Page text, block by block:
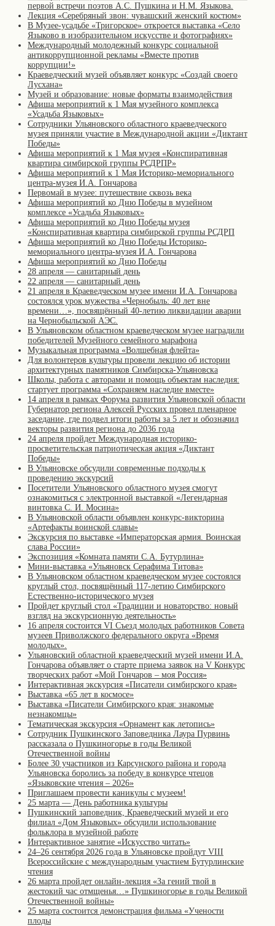
первой встречи поэтов А.С. Пушкина и Н.М. Языкова.
Лекция «Серебряный звон: чувашский женский костюм»
В Музее-усадьбе «Тригорское» откроется выставка «Село
Языково в изобразительном искусстве и фотографиях»
Международный молодежный конкурс социальной
антикоррупционной рекламы «Вместе против
коррупции!»
Краеведческий музей объявляет конкурс «Создай своего
Лусхана»
Музей и образование: новые форматы взаимодействия
Афиша мероприятий к 1 Мая музейного комплекса
«Усадьба Языковых»
Сотрудники Ульяновского областного краеведческого
музея приняли участие в Международной акции «Диктант
Победы»
Афиша мероприятий к 1 Мая музея «Конспиративная
квартира симбирской группы РСДРПР»
Афиша мероприятий к 1 Мая Историко-мемориального
центра-музея И.А. Гончарова
Первомай в музее: путешествие сквозь века
Афиша мероприятий ко Дню Победы в музейном
комплексе «Усадьба Языковых»
Афиша мероприятий ко Дню Победы музея
«Конспиративная квартира симбирской группы РСДРП
Афиша мероприятий ко Дню Победы Историко-
мемориального центра-музея И.А. Гончарова
Афиша мероприятий ко Дню Победы
28 апреля — санитарный день
22 апреля — санитарный день
21 апреля в Краеведческом музее имени И.А. Гончарова
состоялся урок мужества «Чернобыль: 40 лет вне
времени…», посвящённый 40-летию ликвидации аварии
на Чернобыльской АЭС.
В Ульяновском областном краеведческом музее наградили
победителей Музейного семейного марафона
Музыкальная программа «Волшебная флейта»
Для волонтеров культуры провели лекцию об истории
архитектурных памятников Симбирска-Ульяновска
Школы, работа с авторами и помощь объектам наследия:
стартует программа «Сохраняем наследие вместе»
14 апреля в рамках Форума развития Ульяновской области
Губернатор региона Алексей Русских провел пленарное
заседание, где подвел итоги работы за 5 лет и обозначил
векторы развития региона до 2036 года
24 апреля пройдет Международная историко-
просветительская патриотическая акция «Диктант
Победы»
В Ульяновске обсудили современные подходы к
проведению экскурсий
Посетители Ульяновского областного музея смогут
ознакомиться с электронной выставкой «Легендарная
винтовка С. И. Мосина»
В Ульяновской области объявлен конкурс-викторина
«Артефакты воинской славы»
Экскурсия по выставке «Императорская армия. Воинская
слава России»
Экспозиция «Комната памяти С.А. Бутурлина»
Мини-выставка «Ульяновск Серафима Титова»
В Ульяновском областном краеведческом музее состоялся
круглый стол, посвящённый 117-летию Симбирского
Естественно-исторического музея
Пройдет круглый стол «Традиции и новаторство: новый
взгляд на экскурсионную деятельность»
16 апреля состоится VI Съезд молодых работников Совета
музеев Приволжского федерального округа «Время
молодых».
Ульяновский областной краеведческий музей имени И.А.
Гончарова объявляет о старте приема заявок на V Конкурс
творческих работ «Мой Гончаров – моя Россия»
Интерактивная экскурсия «Писатели симбирского края»
Выставка «65 лет в космосе»
Выставка «Писатели Симбирского края: знакомые
незнакомцы»
Тематическая экскурсия «Орнамент как летопись»
Сотрудник Пушкинского Заповедника Лаура Пурвинь
рассказала о Пушкиногорье в годы Великой
Отечественной войны
Более 30 участников из Карсунского района и города
Ульяновска боролись за победу в конкурсе чтецов
«Языковские чтения – 2026»
Приглашаем провести каникулы с музеем!
25 марта — День работника культуры
Пушкинский заповедник, Краеведческий музей и его
филиал «Дом Языковых» обсудили использование
фольклора в музейной работе
Интерактивное занятие «Искусство читать»
24–26 сентября 2026 года в Ульяновске пройдут VIII
Всероссийские с международным участием Бутурлинские
чтения
26 марта пройдет онлайн-лекция «За гений твой в
жестокий час отмщенья…» Пушкиногорье в годы Великой
Отечественной войны»
25 марта состоится демонстрация фильма «Учености
плоды